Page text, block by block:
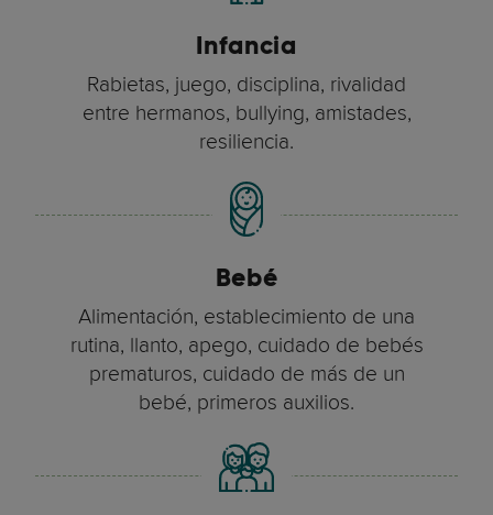
Infancia
Rabietas, juego, disciplina, rivalidad
entre hermanos, bullying, amistades,
resiliencia.
Bebé
Alimentación, establecimiento de una
rutina, llanto, apego, cuidado de bebés
prematuros, cuidado de más de un
bebé, primeros auxilios.